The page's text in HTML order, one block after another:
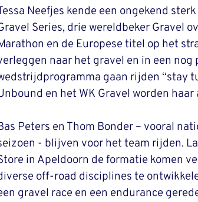
Neefjes kende een ongekend
Series, drie wereldbeker Gravel
en de Europese titel op het
naar het gravel en in een
gaan rijden “stay
en het WK Gravel worden
Peters en Thom Bonder – vooral
- blijven voor het team rijden.
in Apeldoorn de formatie komen
off-road disciplines te
gravel race en een endurance